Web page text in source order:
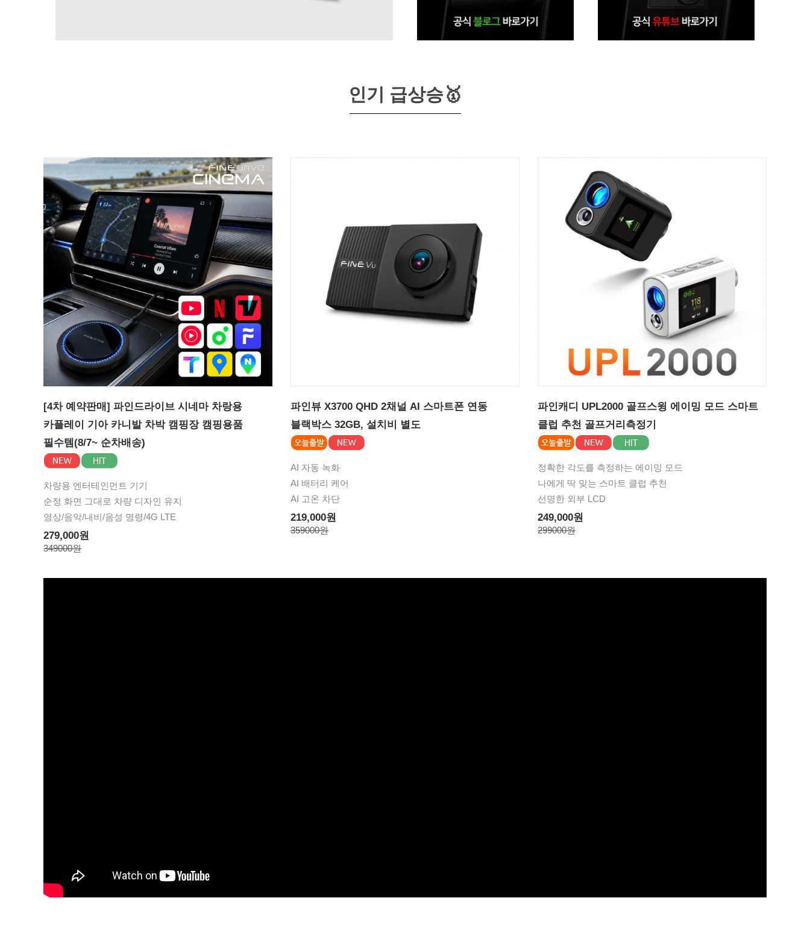
인기 급상승🥇
[4차 예약판매] 파인드라이브 시네마 차랑용
카플레이 기아 카니발 차박 캠핑장 캠핑용품
필수템(8/7~ 순차배송)
차량용 엔터테인먼트 기기
순정 화면 그대로 차량 디자인 유지
영상/음악/내비/음성 명령/4G LTE
279,000원
349000원
파인뷰 X3700 QHD 2채널 AI 스마트폰 연동
블랙박스 32GB, 설치비 별도
AI 자동 녹화
AI 배터리 케어
AI 고온 차단
219,000원
359000원
파인캐디 UPL2000 골프스윙 에이밍 모드 스마트
클럽 추천 골프거리측정기
정확한 각도를 측정하는 에이밍 모드
나에게 딱 맞는 스마트 클럽 추천
선명한 외부 LCD
249,000원
299000원